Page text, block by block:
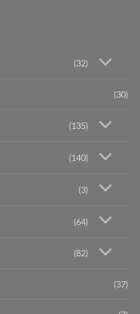
(32)
(30)
(135)
(140)
(3)
(64)
(82)
(37)